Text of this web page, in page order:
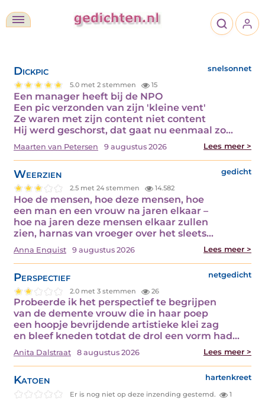
Dickpic snelsonnet
5.0 met 2 stemmen 15
Een manager heeft bij de NPO
Een pic verzonden van zijn 'kleine vent'
Ze waren met zijn content niet content
Hij werd geschorst, dat gaat nu eenmaal zo…
Maarten van Petersen 9 augustus 2026 Lees meer >
Weerzien gedicht
2.5 met 24 stemmen 14.582
Hoe de mensen, hoe deze mensen, hoe
een man en een vrouw na jaren elkaar –
hoe na jaren deze mensen elkaar zullen
zien, harnas van vroeger over het sleets…
Anna Enquist 9 augustus 2026 Lees meer >
Perspectief netgedicht
2.0 met 3 stemmen 26
Probeerde ik het perspectief te begrijpen
van de demente vrouw die in haar poep
een hoopje bevrijdende artistieke klei zag
en bleef kneden totdat de drol een vorm had…
Anita Dalstraat 8 augustus 2026 Lees meer >
Katoen hartenkreet
Er is nog niet op deze inzending gestemd. 1